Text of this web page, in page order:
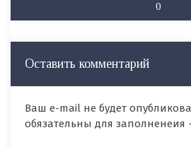
0
Оставить комментарий
Ваш e-mail не будет
обязательны для заполненеия -